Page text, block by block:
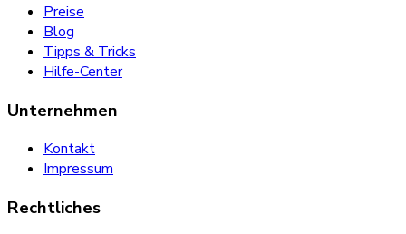
Preise
Blog
Tipps & Tricks
Hilfe-Center
Unternehmen
Kontakt
Impressum
Rechtliches